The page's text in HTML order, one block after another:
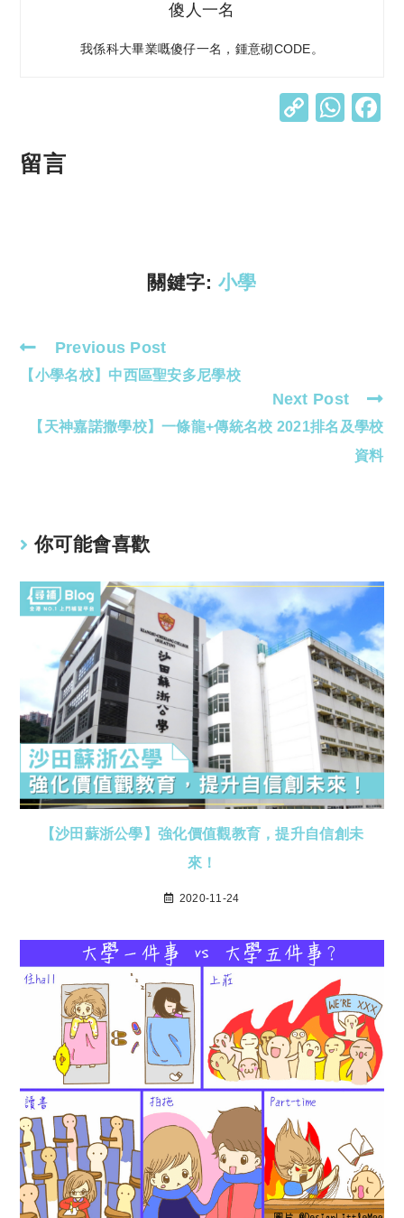
傻人一名
我係科大畢業嘅傻仔一名，鍾意砌CODE。
C W
留言
關鍵字: 小學
Read
more
Previous Post
【小學名校】中西區聖安多尼學校
Next Post
【天神嘉諾撒學校】一條龍+傳統名校 2021排名及學校
資料
你可能會喜歡
【沙田蘇浙公學】強化價值觀教育，提升自信創未
來！
2020-11-24